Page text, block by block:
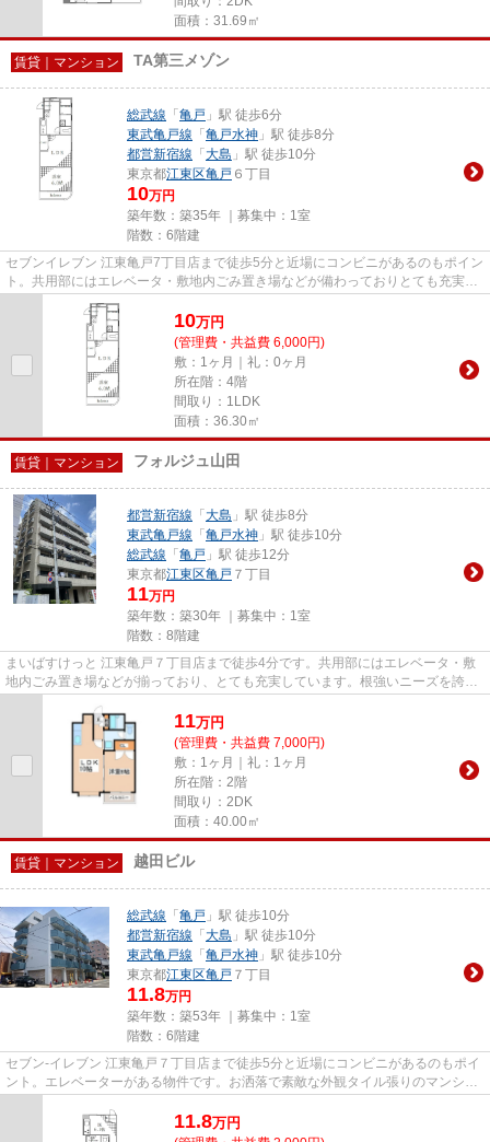
面積：31.69㎡
賃貸｜マンション TA第三メゾン
総武線 「 亀戸 」駅 徒歩6分
東武亀戸線 「 亀戸水神 」駅 徒歩8分
都営新宿線 「 大島 」駅 徒歩10分
東京都江東区亀戸 ６丁目
10万円
築年数：築35年 ｜募集中： 1室
階数：6階建
セブンイレブン 江東亀戸7丁目店まで徒歩5分と近場にコンビニがあるのもポイン
ト。共用部にはエレベータ・敷地内ごみ置き場などが備わっておりとても充実し
ています。日が当たるマンシ...
10万円
(管理費・共益費 6,000円)
敷：1ヶ月｜礼：0ヶ月
所在階：4階
間取り：1LDK
面積：36.30㎡
賃貸｜マンション フォルジュ山田
都営新宿線 「 大島 」駅 徒歩8分
東武亀戸線 「 亀戸水神 」駅 徒歩10分
総武線 「 亀戸 」駅 徒歩12分
東京都江東区亀戸 ７丁目
11万円
築年数：築30年 ｜募集中： 1室
階数：8階建
まいばすけっと 江東亀戸７丁目店まで徒歩4分です。共用部にはエレベータ・敷
地内ごみ置き場などが揃っており、とても充実しています。根強いニーズを誇る
11万円
(管理費・共益費 7,000円)
敷：1ヶ月｜礼：1ヶ月
所在階：2階
間取り：2DK
面積：40.00㎡
賃貸｜マンション 越田ビル
総武線 「 亀戸 」駅 徒歩10分
都営新宿線 「 大島 」駅 徒歩10分
東武亀戸線 「 亀戸水神 」駅 徒歩10分
東京都江東区亀戸 ７丁目
11.8万円
築年数：築53年 ｜募集中： 1室
階数：6階建
セブン‐イレブン 江東亀戸７丁目店まで徒歩5分と近場にコンビニがあるのもポイ
ント。エレベーターがある物件です。お洒落で素敵な外観タイル張りのマンショ
11.8万円